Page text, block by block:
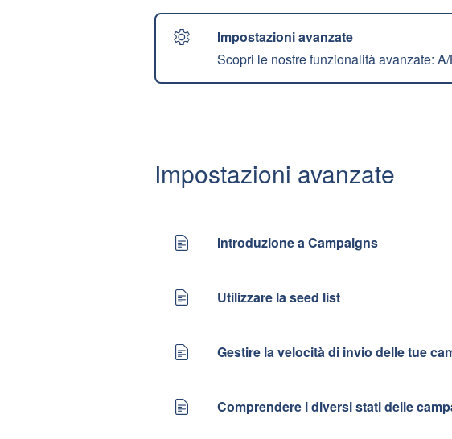
Impostazioni avanzate
Scopri le nostre funzionalità avanzate:
Impostazioni avanzate
Introduzione a Campaigns
Utilizzare la seed list
Gestire la velocità di invio delle tue
Comprendere i diversi stati delle